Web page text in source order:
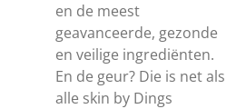
en de meest
geavanceerde, gezonde
en veilige ingrediënten.
En de geur? Die is net als
alle skin by Dings